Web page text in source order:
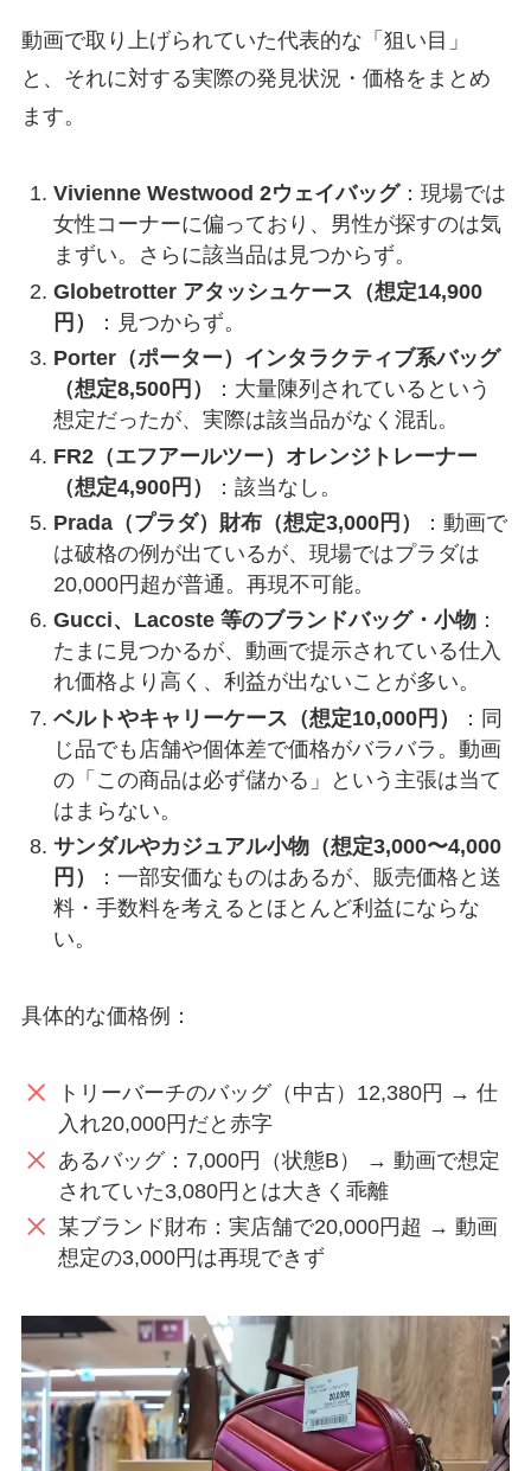
動画で取り上げられていた代表的な「狙い目」
と、それに対する実際の発見状況・価格をまとめ
ます。
Vivienne Westwood 2ウェイバッグ：現場では
女性コーナーに偏っており、男性が探すのは気
まずい。さらに該当品は見つからず。
Globetrotter アタッシュケース（想定14,900
円）
：見つからず。
Porter（ポーター）インタラクティブ系バッグ
（想定8,500円）
：大量陳列されているという
想定だったが、実際は該当品がなく混乱。
FR2（エフアールツー）オレンジトレーナー
（想定4,900円）
：該当なし。
Prada（プラダ）財布（想定3,000円）
：動画で
は破格の例が出ているが、現場ではプラダは
20,000円超が普通。再現不可能。
Gucci、Lacoste 等のブランドバッグ・小物：
たまに見つかるが、動画で提示されている仕入
れ価格より高く、利益が出ないことが多い。
ベルトやキャリーケース（想定10,000円）
：同
じ品でも店舗や個体差で価格がバラバラ。動画
の「この商品は必ず儲かる」という主張は当て
はまらない。
サンダルやカジュアル小物（想定3,000〜4,000
円）
：一部安価なものはあるが、販売価格と送
料・手数料を考えるとほとんど利益にならな
い。
具体的な価格例：
トリーバーチのバッグ（中古）12,380円 → 仕
入れ20,000円だと赤字
あるバッグ：7,000円（状態B） → 動画で想定
されていた3,080円とは大きく乖離
某ブランド財布：実店舗で20,000円超 → 動画
想定の3,000円は再現できず